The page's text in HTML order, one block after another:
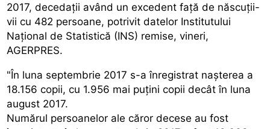
2017, decedații având un excedent față de născuții-
vii cu 482 persoane, potrivit datelor Institutului
Național de Statistică (INS) remise, vineri,
AGERPRES.
"În luna septembrie 2017 s-a înregistrat nașterea a
18.156 copii, cu 1.956 mai puțini copii decât în luna
august 2017.
Numărul persoanelor ale căror decese au fost